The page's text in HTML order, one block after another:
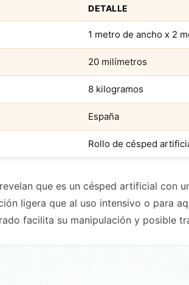
DETALLE
1 metro de ancho x 2
20 milímetros
8 kilogramos
España
Rollo de césped
que es un césped artificial con
ligera que al uso intensivo o para
facilita su manipulación y posible